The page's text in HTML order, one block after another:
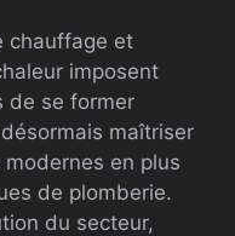
chauffage et
imposent
de se former
maîtriser
en plus
de plomberie.
du secteur,